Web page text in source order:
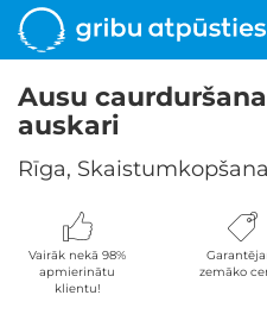
Ausu
auskari
Rīga,
Vairāk nekā 98%
apmierinātu
klientu!
zemāko